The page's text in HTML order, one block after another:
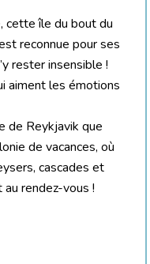
cette île du bout du
reconnue pour ses
rester insensible !
aiment les émotions
de Reykjavik que
de vacances, où
cascades et
rendez-vous !